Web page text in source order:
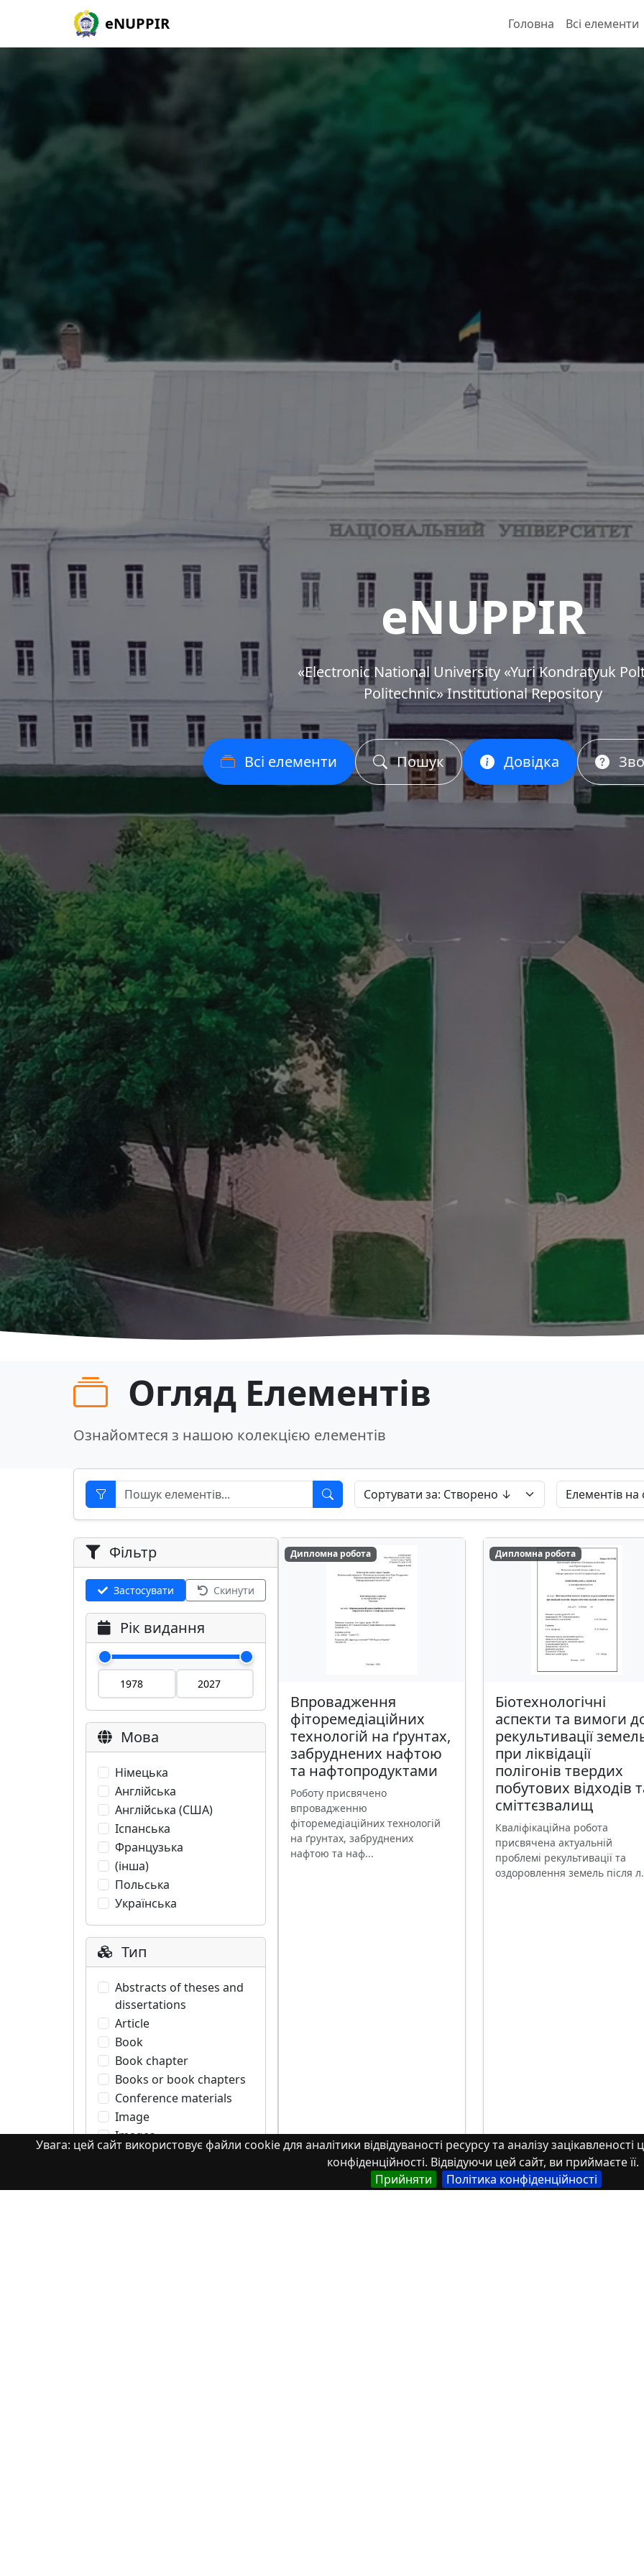
Увага: цей сайт використовує файли cookie для аналітики відвідуваності ресурсу та аналізу зацікавленості
конфіденційності. Відвідуючи цей сайт, ви приймаєте її.
Прийняти
Політика конфіденційності
eNUPPIR Головна Всі елементи
eNUPPIR
«Еlectronic National University «Yuri Kondratyuk
Politechnic» Institutional Repository
Всі елементи Пошук Довідка
Огляд Елементів
Ознайомтеся з нашою колекцією елементів
Фільтр
Застосувати Скинути
Рік видання
Мова
Німецька
Англійська
Англійська (США)
Іспанська
Французька
(інша)
Польська
Українська
Тип
Abstracts of theses and
dissertations
Article
Book
Book chapter
Books or book chapters
Conference materials
Image
Images
Learning Object
Monograph. Books or
Дипломна робота
Впровадження
фіторемедіаційних
технологій на ґрунтах,
забруднених нафтою
та нафтопродуктами
Роботу присвячено
впровадженню
фіторемедіаційних технологій
на ґрунтах, забруднених
нафтою та наф...
Дипломна робота
Біотехнологічні
аспекти та вимоги
рекультивації
при ліквідації
полігонів твердих
побутових відходів
сміттєзвалищ
Кваліфікаційна робота
присвячена актуальній
проблемі рекультивації та
оздоровлення земель після